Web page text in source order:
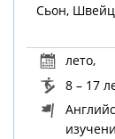
Сьон,
лето,
8 – 17